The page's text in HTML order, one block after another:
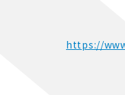
https://